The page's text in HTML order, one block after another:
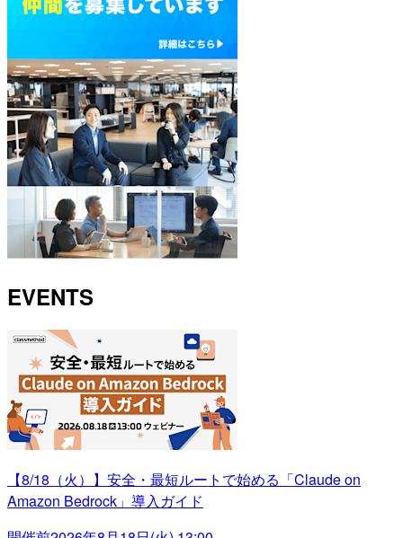
EVENTS
【8/18（火）】安全・最短ルートで始める「Claude on
Amazon Bedrock」導入ガイド